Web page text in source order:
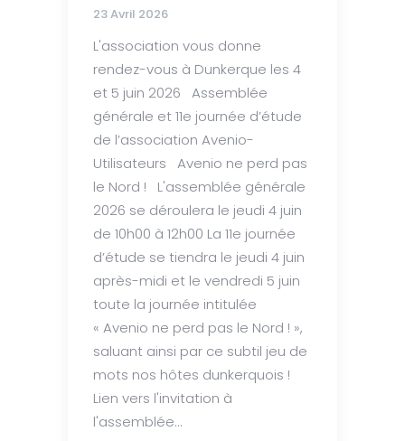
23 Avril 2026
L'association vous donne
rendez-vous à Dunkerque les 4
et 5 juin 2026 Assemblée
générale et 11e journée d’étude
de l’association Avenio-
Utilisateurs Avenio ne perd pas
le Nord ! L'assemblée générale
2026 se déroulera le jeudi 4 juin
de 10h00 à 12h00 La 11e journée
d’étude se tiendra le jeudi 4 juin
après-midi et le vendredi 5 juin
toute la journée intitulée
« Avenio ne perd pas le Nord ! »,
saluant ainsi par ce subtil jeu de
mots nos hôtes dunkerquois !
Lien vers l'invitation à
l'assemblée...